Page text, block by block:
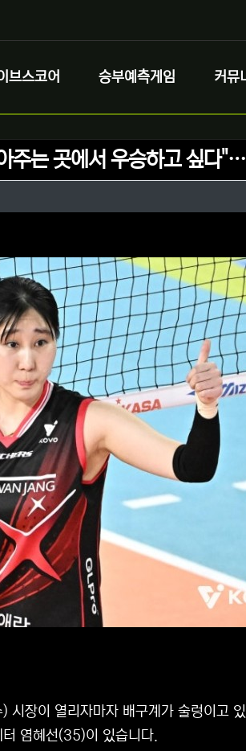
브스코어 승부예측게임 커뮤
주는 곳에서 우승하고 싶다
시장이 열리자마자 배구계가 술렁이고
염혜선(35)이 있습니다.